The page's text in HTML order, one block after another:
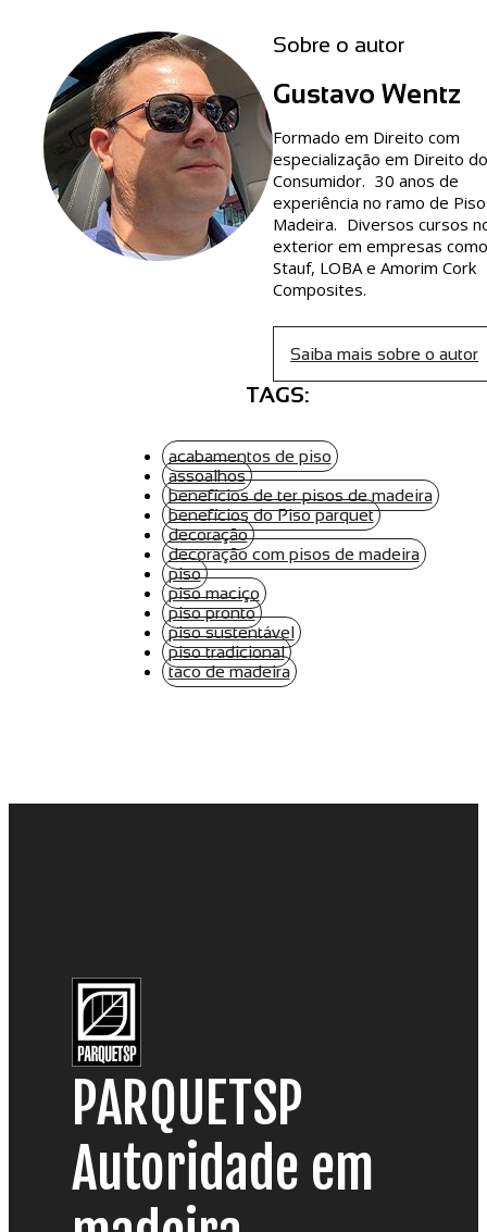
Sobre o autor
Gustavo Wentz
Formado em Direito com
especialização em Direito do
Consumidor. 30 anos de
experiência no ramo de
Madeira. Diversos cursos
exterior em empresas como
Stauf, LOBA e Amorim Cork
Composites.
Saiba mais sobre o autor
TAGS:
acabamentos de piso
assoalhos
benefícios de ter pisos de madeira
benefícios do Piso parquet
decoração
decoração com pisos de madeira
piso
piso maciço
piso pronto
piso sustentável
piso tradicional
taco de madeira
PARQUETSP
Autoridade em